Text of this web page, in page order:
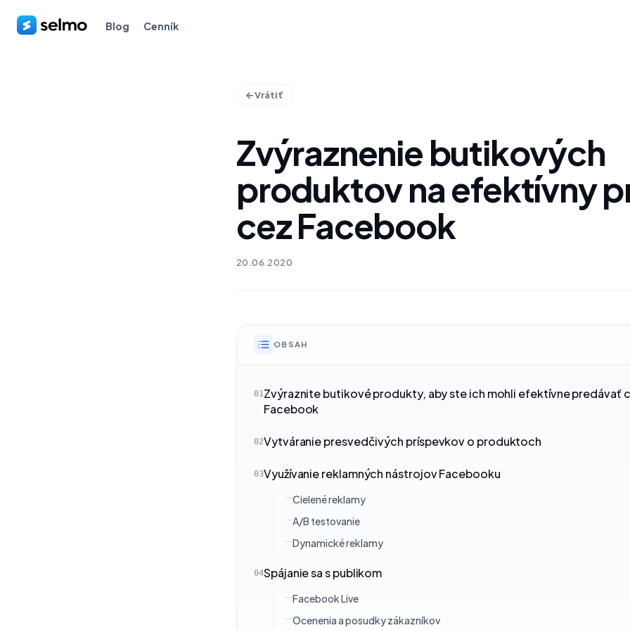
Blog Cenník
Vrátiť
Zvýraznenie butikových
produktov na efektívny
cez Facebook
20.06.2020
OBSAH
01Zvýraznite butikové produkty, aby ste ich mohli efektívne predávať
Facebook
02Vytváranie presvedčivých príspevkov o produktoch
03Využívanie reklamných nástrojov Facebooku
Cielené reklamy
A/B testovanie
Dynamické reklamy
04Spájanie sa s publikom
Facebook Live
Ocenenia a posudky zákazníkov